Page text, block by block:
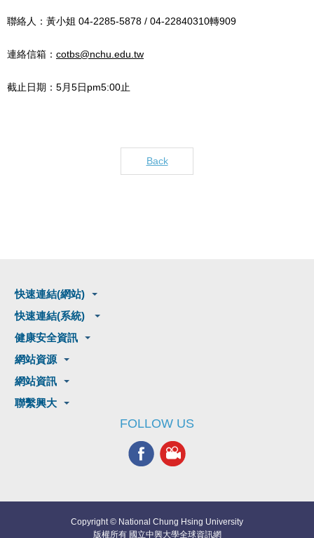
聯絡人：黃小姐 04-2285-5878 / 04-22840310轉909
連絡信箱： cotbs@nchu.edu.tw
截止日期：5月5日pm5:00止
Back
快速連結(網站)
快速連結(系統)
健康安全資訊
網站資源
網站資訊
聯繫興大
FOLLOW US
Copyright © National Chung Hsing University
版權所有 國立中興大學全球資訊網